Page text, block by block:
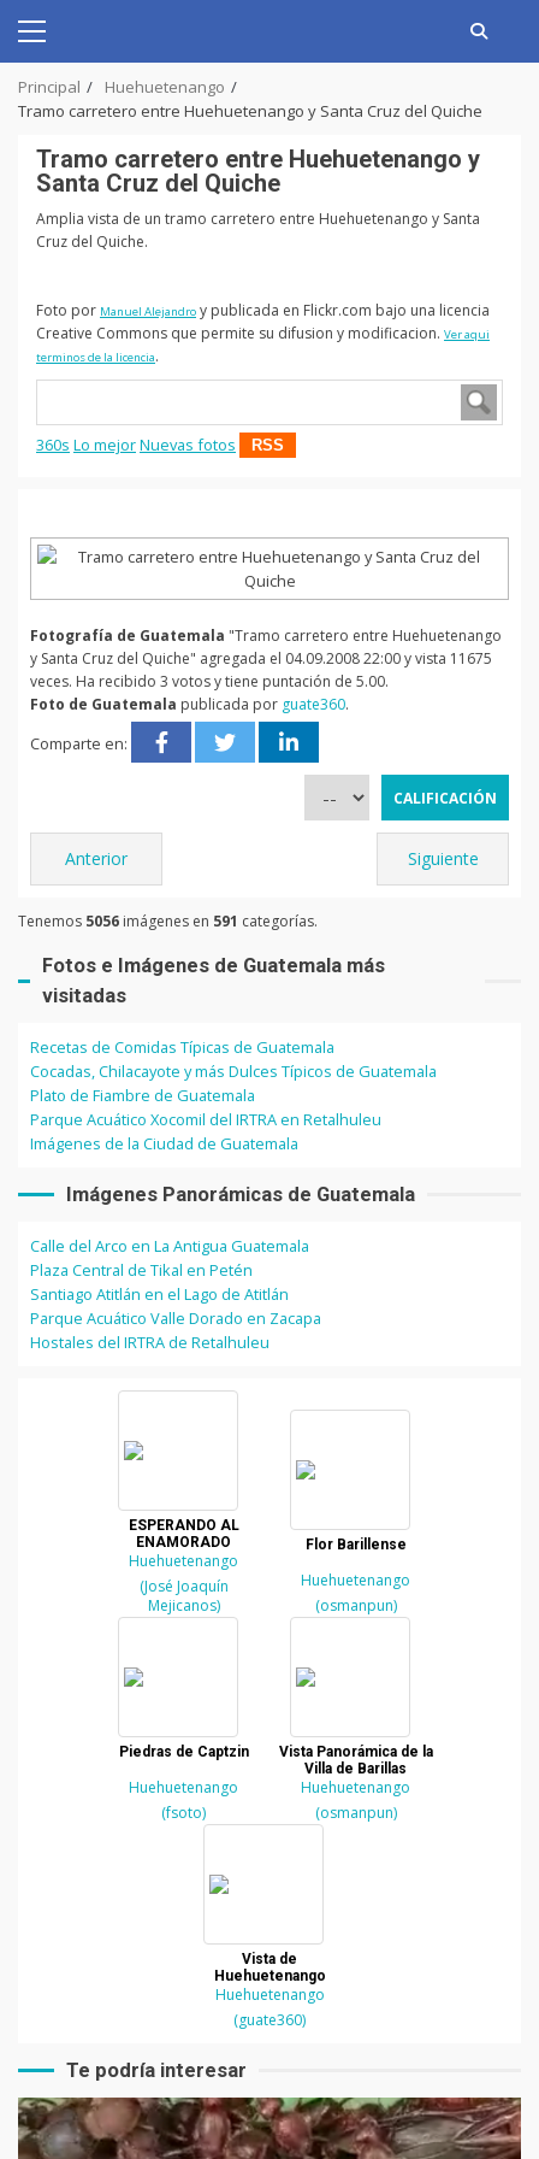
content
Primary
Principal
Huehuetenango
Tramo carretero entre Huehuetenango y Santa Cruz del Quiche
Tramo carretero entre Huehuetenango y
Santa Cruz del Quiche
Amplia vista de un tramo carretero entre Huehuetenango y Santa
Cruz del Quiche.
Foto por Manuel Alejandro y publicada en Flickr.com bajo una licencia
Creative Commons que permite su difusion y modificacion. Ver aqui
terminos de la licencia.
360s Lo mejorNuevas fotos RSS
Fotografía de Guatemala "Tramo carretero entre Huehuetenango
y Santa Cruz del Quiche" agregada el 04.09.2008 22:00 y vista 11675
veces. Ha recibido 3 votos y tiene puntación de 5.00.
Foto de Guatemala publicada por guate360.
Comparte en:
Anterior Siguiente
Tenemos 5056 imágenes en 591 categorías.
Fotos e Imágenes de Guatemala más
visitadas
Recetas de Comidas Típicas de Guatemala
Cocadas, Chilacayote y más Dulces Típicos de Guatemala
Plato de Fiambre de Guatemala
Parque Acuático Xocomil del IRTRA en Retalhuleu
Imágenes de la Ciudad de Guatemala
Imágenes Panorámicas de Guatemala
Calle del Arco en La Antigua Guatemala
Plaza Central de Tikal en Petén
Santiago Atitlán en el Lago de Atitlán
Parque Acuático Valle Dorado en Zacapa
Hostales del IRTRA de Retalhuleu
ESPERANDO AL
ENAMORADO
Huehuetenango
(José Joaquín
Mejicanos)
Flor Barillense
Huehuetenango
(osmanpun)
Piedras de Captzin
Huehuetenango
(fsoto)
Vista Panorámica de la
Villa de Barillas
Huehuetenango
(osmanpun)
Vista de
Huehuetenango
Huehuetenango
(guate360)
Te podría interesar